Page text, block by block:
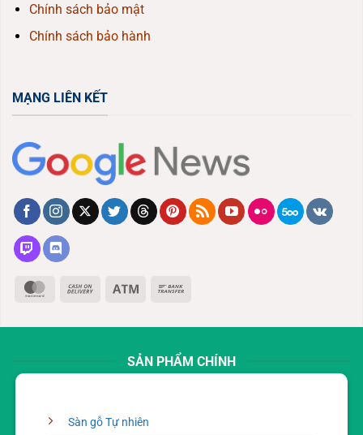
Chính sách bảo mật
Chính sách bảo hành
MẠNG LIÊN KẾT
MasterCard
Cash
Delivery
Atm
SẢN PHẨM CHÍNH
Sàn gỗ Tự nhiên